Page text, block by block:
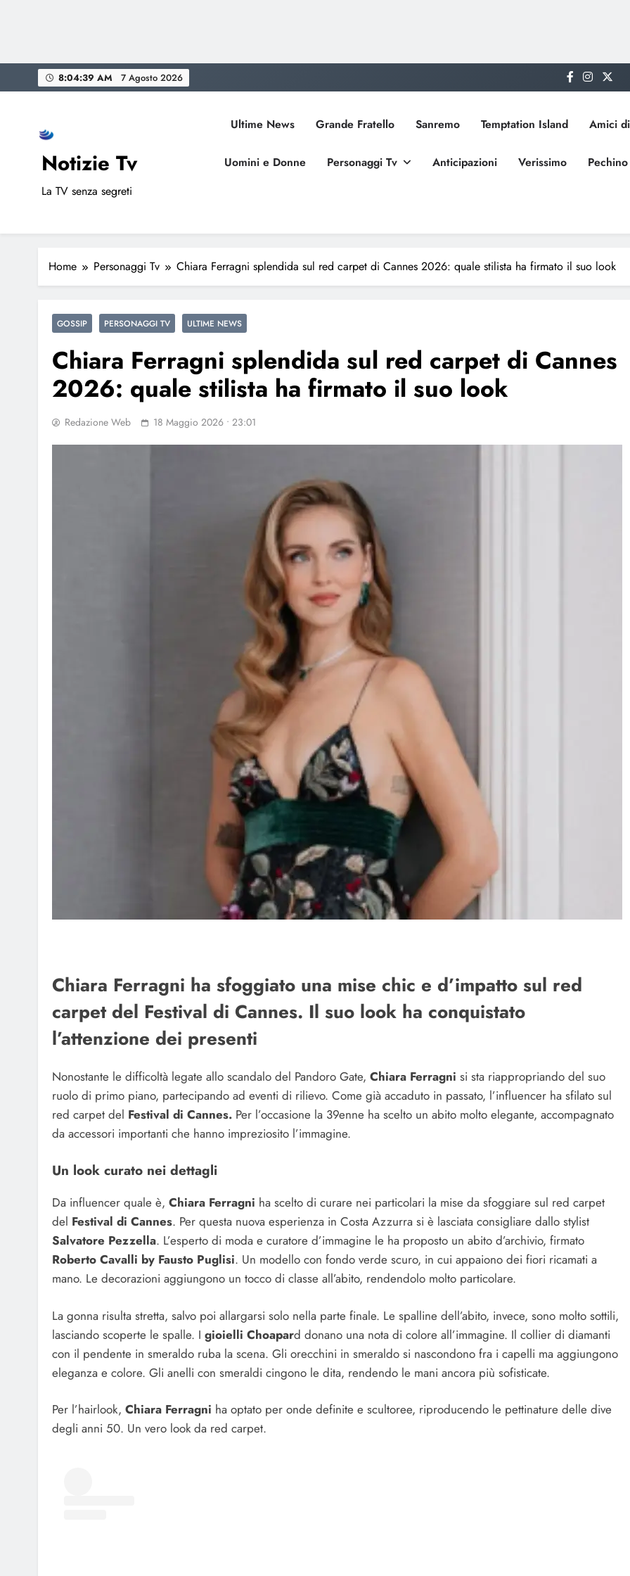
to
8:04:40 AM 7 Agosto 2026
Notizie Tv
La TV senza segreti
Ultime News Grande Fratello Sanremo Temptation Island Amici
Uomini e Donne Personaggi Tv Anticipazioni Verissimo
Home Personaggi Tv Chiara Ferragni splendida sul red carpet di Cannes 2026: quale stilista ha firmato il suo look
GOSSIP PERSONAGGI TV ULTIME NEWS
Chiara Ferragni splendida sul red carpet di Cannes
2026: quale stilista ha firmato il suo look
Redazione Web 18 Maggio 2026 • 23:01
Chiara Ferragni ha sfoggiato una mise chic e d’impatto sul red
carpet del Festival di Cannes. Il suo look ha conquistato
l’attenzione dei presenti
Nonostante le difficoltà legate allo scandalo del Pandoro Gate, Chiara Ferragni si sta riappropriando del suo
ruolo di primo piano, partecipando ad eventi di rilievo. Come già accaduto in passato, l’influencer ha sfilato sul
red carpet del Festival di Cannes. Per l’occasione la 39enne ha scelto un abito molto elegante, accompagnato
da accessori importanti che hanno impreziosito l’immagine.
Un look curato nei dettagli
Da influencer quale è, Chiara Ferragni ha scelto di curare nei particolari la mise da sfoggiare sul red carpet
del Festival di Cannes. Per questa nuova esperienza in Costa Azzurra si è lasciata consigliare dallo stylist
Salvatore Pezzella. L’esperto di moda e curatore d’immagine le ha proposto un abito d’archivio, firmato
Roberto Cavalli by Fausto Puglisi. Un modello con fondo verde scuro, in cui appaiono dei fiori ricamati a
mano. Le decorazioni aggiungono un tocco di classe all’abito, rendendolo molto particolare.
La gonna risulta stretta, salvo poi allargarsi solo nella parte finale. Le spalline dell’abito, invece, sono molto sottili,
lasciando scoperte le spalle. I gioielli Choapard donano una nota di colore all’immagine. Il collier di diamanti
con il pendente in smeraldo ruba la scena. Gli orecchini in smeraldo si nascondono fra i capelli ma aggiungono
eleganza e colore. Gli anelli con smeraldi cingono le dita, rendendo le mani ancora più sofisticate.
Per l’hairlook, Chiara Ferragni ha optato per onde definite e scultoree, riproducendo le pettinature delle dive
degli anni 50. Un vero look da red carpet.